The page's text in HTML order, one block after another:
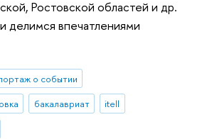
Ростовской областей и др.
делимся впечатлениями
о событии
бакалавриат
itell